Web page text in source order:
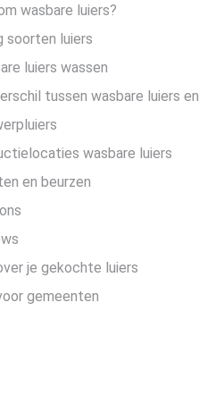
wasbare luiers?
soorten luiers
luiers wassen
tussen wasbare luiers en
wasbare luiers
en beurzen
je gekochte luiers
gemeenten